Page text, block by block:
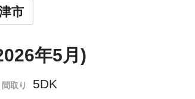
市
年5月)
間取り 5DK